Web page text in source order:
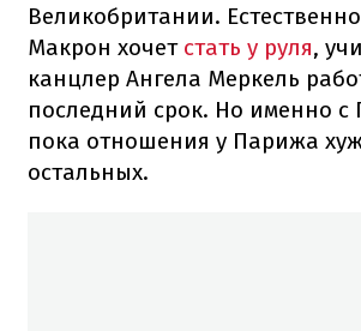
Великобритании.
Макрон хочет стать у руля,
канцлер Ангела Меркель
последний срок. Но именно с
пока отношения у Парижа
остальных.